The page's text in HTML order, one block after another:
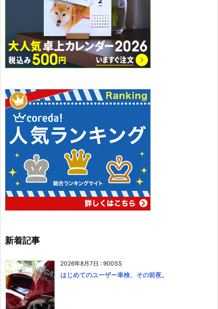
新着記事
2026年8月7日 : 900SS
はじめてのユーザー車検、その前夜。